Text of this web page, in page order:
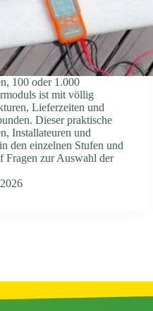
100 oder 1.000
ist mit völlig
Lieferzeiten und
Dieser praktische
Installateuren und
den einzelnen Stufen und
Fragen zur Auswahl der